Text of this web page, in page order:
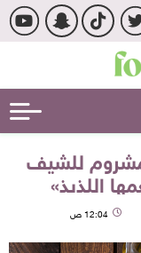
للشيف
اللذيذ»
12:04 ص